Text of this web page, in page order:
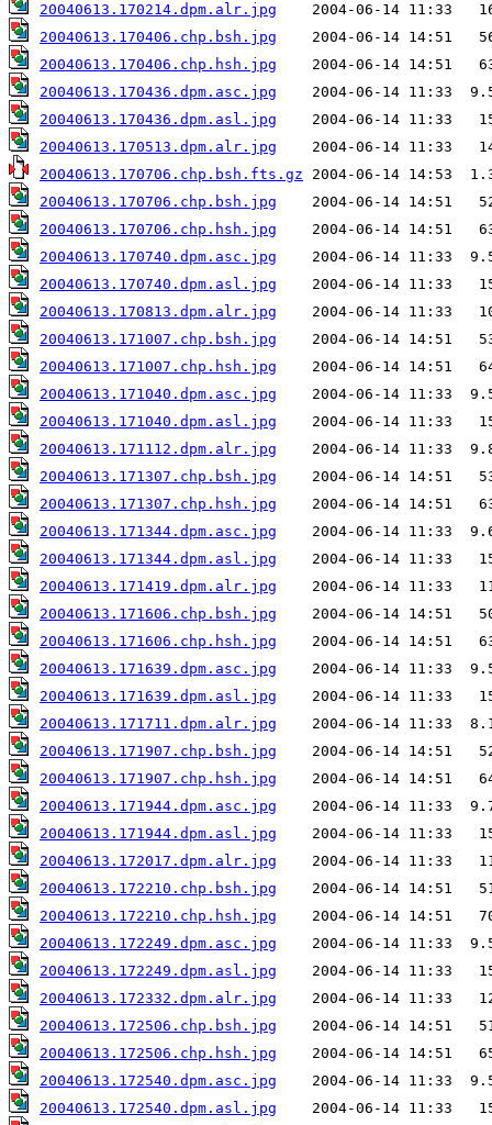
20040613.170214.dpm.alr.jpg
20040613.170406.chp.bsh.jpg
20040613.170406.chp.hsh.jpg
20040613.170436.dpm.asc.jpg
20040613.170436.dpm.asl.jpg
20040613.170513.dpm.alr.jpg
20040613.170706.chp.bsh.fts.gz
20040613.170706.chp.bsh.jpg
20040613.170706.chp.hsh.jpg
20040613.170740.dpm.asc.jpg
20040613.170740.dpm.asl.jpg
20040613.170813.dpm.alr.jpg
20040613.171007.chp.bsh.jpg
20040613.171007.chp.hsh.jpg
20040613.171040.dpm.asc.jpg
20040613.171040.dpm.asl.jpg
20040613.171112.dpm.alr.jpg
20040613.171307.chp.bsh.jpg
20040613.171307.chp.hsh.jpg
20040613.171344.dpm.asc.jpg
20040613.171344.dpm.asl.jpg
20040613.171419.dpm.alr.jpg
20040613.171606.chp.bsh.jpg
20040613.171606.chp.hsh.jpg
20040613.171639.dpm.asc.jpg
20040613.171639.dpm.asl.jpg
20040613.171711.dpm.alr.jpg
20040613.171907.chp.bsh.jpg
20040613.171907.chp.hsh.jpg
20040613.171944.dpm.asc.jpg
20040613.171944.dpm.asl.jpg
20040613.172017.dpm.alr.jpg
20040613.172210.chp.bsh.jpg
20040613.172210.chp.hsh.jpg
20040613.172249.dpm.asc.jpg
20040613.172249.dpm.asl.jpg
20040613.172332.dpm.alr.jpg
20040613.172506.chp.bsh.jpg
20040613.172506.chp.hsh.jpg
20040613.172540.dpm.asc.jpg
20040613.172540.dpm.asl.jpg